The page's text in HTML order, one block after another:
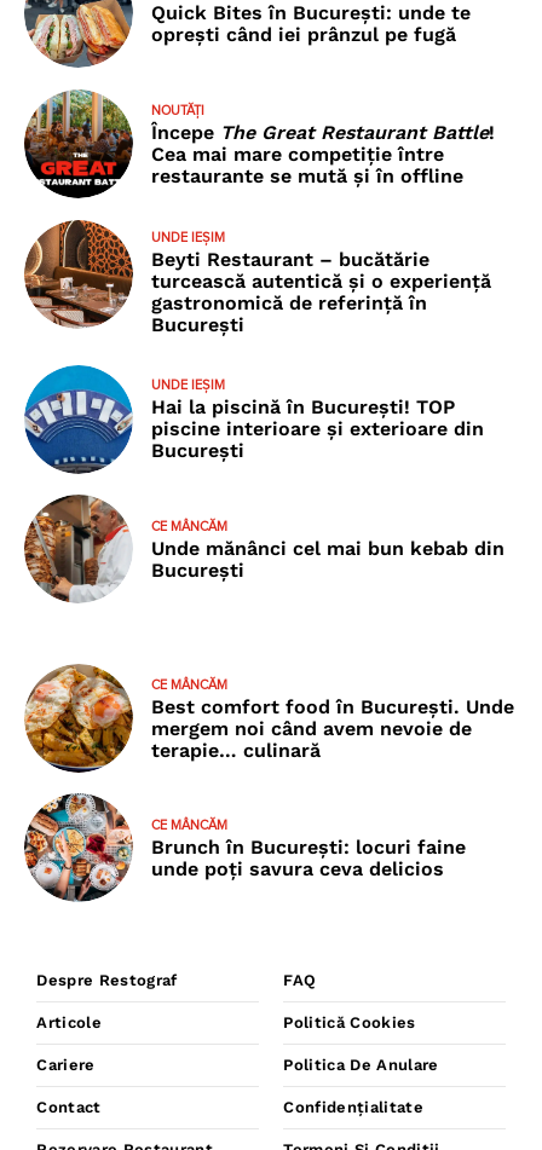
Quick Bites în București: unde te
oprești când iei prânzul pe fugă
NOUTĂȚI
Începe The Great Restaurant Battle!
Cea mai mare competiție între
restaurante se mută și în offline
UNDE IEȘIM
Beyti Restaurant – bucătărie
turcească autentică și o experiență
gastronomică de referință în
București
UNDE IEȘIM
Hai la piscină în București! TOP
piscine interioare și exterioare din
București
CE MÂNCĂM
Unde mănânci cel mai bun kebab din
București
CE MÂNCĂM
Best comfort food în București. Unde
mergem noi când avem nevoie de
terapie… culinară
CE MÂNCĂM
Brunch în București: locuri faine
unde poţi savura ceva delicios
Despre Restograf
Articole
Cariere
Contact
FAQ
Politică Cookies
Politica De Anulare
Confidențialitate